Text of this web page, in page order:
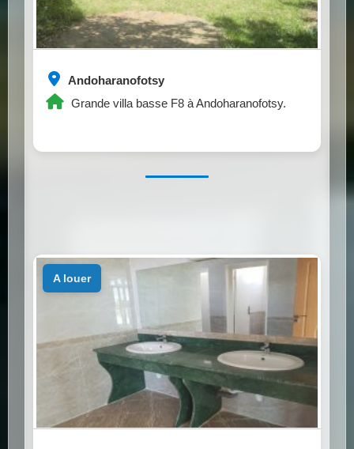
Andoharanofotsy
Grande villa basse F8 à Andoharanofotsy.
a louer